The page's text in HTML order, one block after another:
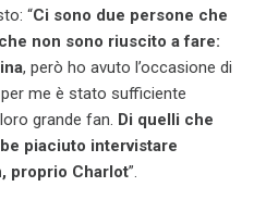
“Ci sono due persone che
non sono riuscito a fare:
, però ho avuto l’occasione di
me è stato sufficiente
grande fan. Di quelli che
piaciuto intervistare
proprio Charlot”.